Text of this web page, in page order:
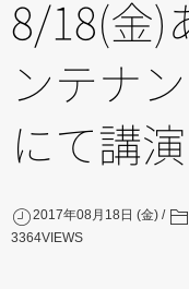
8/18(金)
ンテナ
にて講
2017年08月18日 (金)
3364VIEWS